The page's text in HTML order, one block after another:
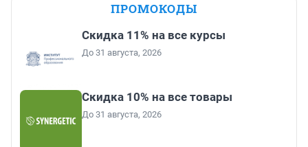
ПРОМОКОДЫ
Скидка 11% на все курсы
До 31 августа, 2026
Скидка 10% на все товары
До 31 августа, 2026